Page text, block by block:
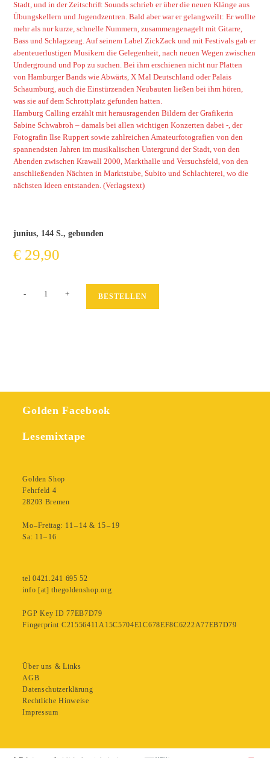
Stadt, und in der Zeitschrift Sounds schrieb er über die neuen Klänge aus
Übungskellern und Jugendzentren. Bald aber war er gelangweilt: Er wollte
mehr als nur kurze, schnelle Nummern, zusammengenagelt mit Gitarre,
Bass und Schlagzeug. Auf seinem Label ZickZack und mit Festivals gab er
abenteuerlustigen Musikern die Gelegenheit, nach neuen Wegen zwischen
Underground und Pop zu suchen. Bei ihm erschienen nicht nur Platten
von Hamburger Bands wie Abwärts, X Mal Deutschland oder Palais
Schaumburg, auch die Einstürzenden Neubauten ließen bei ihm hören,
was sie auf dem Schrottplatz gefunden hatten.
Hamburg Calling erzählt mit herausragenden Bildern der Grafikerin
Sabine Schwabroh – damals bei allen wichtigen Konzerten dabei -, der
Fotografin Ilse Ruppert sowie zahlreichen Amateurfotografien von den
spannendsten Jahren im musikalischen Untergrund der Stadt, von den
Abenden zwischen Krawall 2000, Markthalle und Versuchsfeld, von den
anschließenden Nächten in Marktstube, Subito und Schlachterei, wo die
nächsten Ideen entstanden. (Verlagstext)
junius, 144 S., gebunden
€ 29,90
- + BESTELLEN
Golden Facebook
Lesemixtape
Golden Shop
Fehrfeld 4
28203 Bremen
Mo–Freitag: 11 – 14 & 15 – 19
Sa: 11– 16
tel 0421.241 695 52
info [at] thegoldenshop.org
PGP Key ID 77EB7D79
Fingerprint C21556411A15C5704E1C678EF8C6222A77EB7D79
Über uns & Links
AGB
Datenschutzerklärung
Rechtliche Hinweise
Impressum